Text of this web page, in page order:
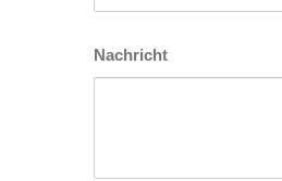
Nachricht